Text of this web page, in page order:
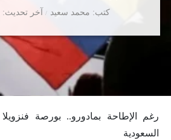
كتب محمد سعيد آخر تحديث
السعودية